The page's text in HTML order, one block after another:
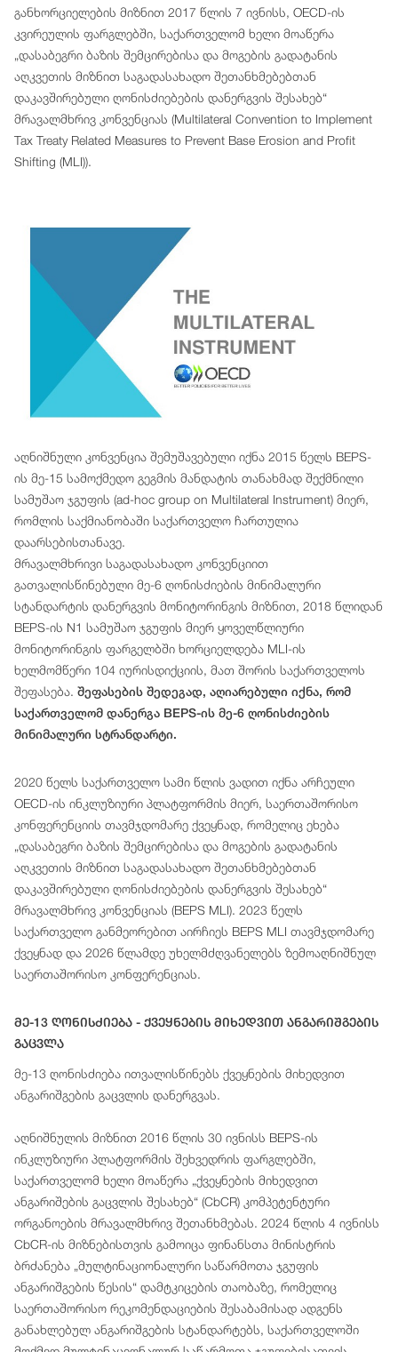
განხორციელების მიზნით 2017 წლის 7 ივნისს, OECD-ის
კვირეულის ფარგლებში, საქართველომ ხელი მოაწერა
„დასაბეგრი ბაზის შემცირებისა და მოგების გადატანის
აღკვეთის მიზნით საგადასახადო შეთანხმებებთან
დაკავშირებული ღონისძიებების დანერგვის შესახებ“
მრავალმხრივ კონვენციას (Multilateral Convention to Implement
Tax Treaty Related Measures to Prevent Base Erosion and Profit
Shifting (MLI)).
აღნიშნული კონვენცია შემუშავებული იქნა 2015 წელს BEPS-
ის მე-15 სამოქმედო გეგმის მანდატის თანახმად შექმნილი
სამუშაო ჯგუფის (ad-hoc group on Multilateral Instrument) მიერ,
რომლის საქმიანობაში საქართველო ჩართულია
დაარსებისთანავე.
მრავალმხრივი საგადასახადო კონვენციით
გათვალისწინებული მე-6 ღონისძიების მინიმალური
სტანდარტის დანერგვის მონიტორინგის მიზნით, 2018 წლიდან
BEPS-ის N1 სამუშაო ჯგუფის მიერ ყოველწლიური
მონიტორინგის ფარგელბში ხორციელდება MLI-ის
ხელმომწერი 104 იურისდიქციის, მათ შორის საქართველოს
შეფასება. შეფასების შედეგად, აღიარებული იქნა, რომ
საქართველომ დანერგა BEPS-ის მე-6 ღონისძიების
მინიმალური სტრანდარტი.
2020 წელს საქართველო სამი წლის ვადით იქნა არჩეული
OECD-ის ინკლუზიური პლატფორმის მიერ, საერთაშორისო
კონფერენციის თავმჯდომარე ქვეყნად, რომელიც ეხება
„დასაბეგრი ბაზის შემცირებისა და მოგების გადატანის
აღკვეთის მიზნით საგადასახადო შეთანხმებებთან
დაკავშირებული ღონისძიებების დანერგვის შესახებ“
მრავალმხრივ კონვენციას (BEPS MLI). 2023 წელს
საქართველო განმეორებით აირჩიეს BEPS MLI თავმჯდომარე
ქვეყნად და 2026 წლამდე უხელმძღვანელებს ზემოაღნიშნულ
საერთაშორისო კონფერენციას.
Მე-13 Ღონისძიება - Ქვეყნების Მიხედვით Ანგარიშგების
Გაცვლა
მე-13 ღონისძიება ითვალისწინებს ქვეყნების მიხედვით
ანგარიშგების გაცვლის დანერგვას.
აღნიშნულის მიზნით 2016 წლის 30 ივნისს BEPS-ის
ინკლუზიური პლატფორმის შეხვედრის ფარგლებში,
საქართველომ ხელი მოაწერა „ქვეყნების მიხედვით
ანგარიშების გაცვლის შესახებ“ (CbCR) კომპეტენტური
ორგანოების მრავალმხრივ შეთანხმებას. 2024 წლის 4 ივნისს
CbCR-ის მიზნებისთვის გამოიცა ფინანსთა მინისტრის
ბრძანება „მულტინაციონალური საწარმოთა ჯგუფის
ანგარიშგების წესის“ დამტკიცების თაობაზე, რომელიც
საერთაშორისო რეკომენდაციების შესაბამისად ადგენს
განახლებულ ანგარიშგების სტანდარტებს, საქართველოში